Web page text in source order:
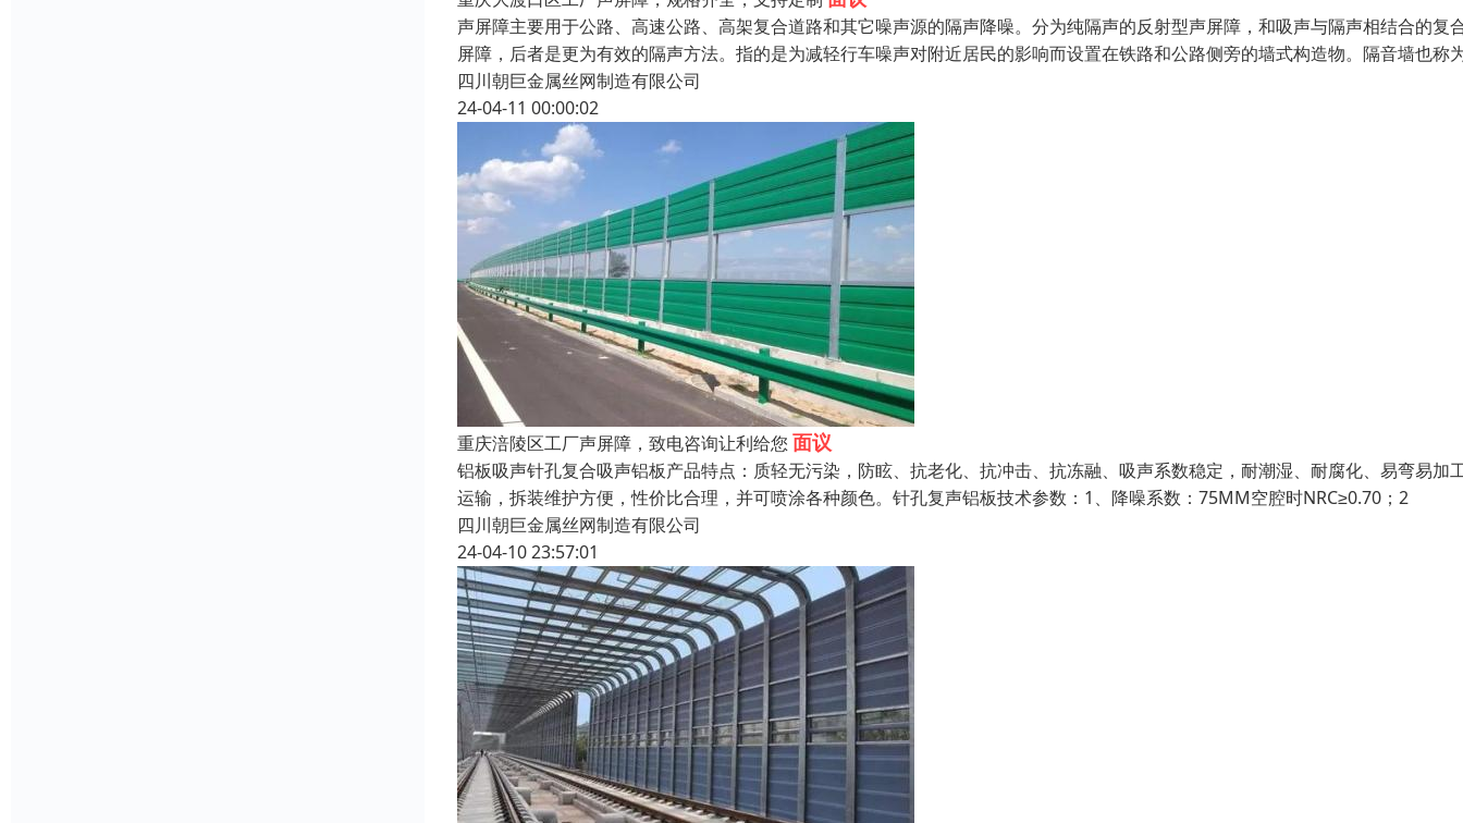
声屏障主要用于公路、高速公路、高架复合道路和其它噪声源的隔声降噪。分为纯隔声的反射型声屏障，和吸声与隔声相结合的复
屏障，后者是更为有效的隔声方法。指的是为减轻行车噪声对附近居民的影响而设置在铁路和公路侧旁的墙式构造物。隔音墙也称
四川朝巨金属丝网制造有限公司
24-04-11 00:00:02
重庆涪陵区工厂声屏障，致电咨询让利给您 面议
铝板吸声针孔复合吸声铝板产品特点：质轻无污染，防眩、抗老化、抗冲击、抗冻融、吸声系数稳定，耐潮湿、耐腐化、易弯易加
运输，拆装维护方便，性价比合理，并可喷涂各种颜色。针孔复声铝板技术参数：1、降噪系数：75MM空腔时NRC≥0.70；2
四川朝巨金属丝网制造有限公司
24-04-10 23:57:01